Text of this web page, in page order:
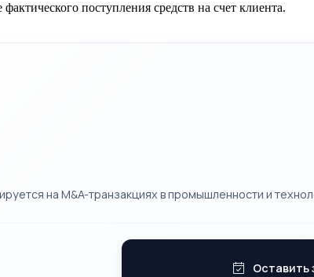
поступления средств на счет клиента.
на M&A-транзакциях в промышленности и
Оставить